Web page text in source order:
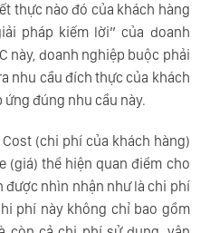
thực nào đó của khách hàng
pháp kiếm lời” của doanh
này, doanh nghiệp buộc phải
nhu cầu đích thực của khách
ứng đúng nhu cầu này.
(chi phí của khách hàng)
(giá) thể hiện quan điểm cho
được nhìn nhận như là chi phí
phí này không chỉ bao gồm